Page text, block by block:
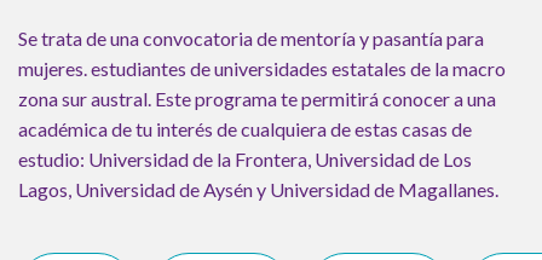
Se trata de una convocatoria de mentoría y pasantía para
mujeres. estudiantes de universidades estatales de la macro
zona sur austral. Este programa te permitirá conocer a una
académica de tu interés de cualquiera de estas casas de
estudio: Universidad de la Frontera, Universidad de Los
Lagos, Universidad de Aysén y Universidad de Magallanes.